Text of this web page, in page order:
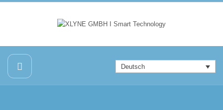
Deutsch